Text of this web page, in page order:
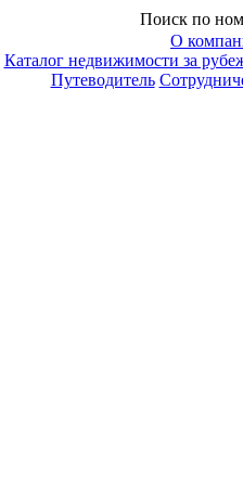
Поиск по
О
Каталог недвижимости за
Путеводитель